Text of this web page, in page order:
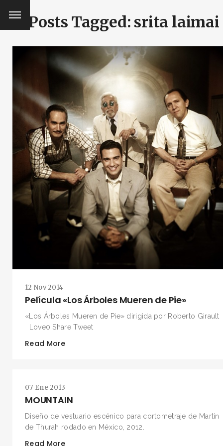
BUSCA Y HAZ CLICK
Posts Tagged: srita laimai
12 Nov 2014
Película «Los Árboles Mueren de Pie»
«Los Árboles Mueren de Pie» dirigida por Roberto Girault
Love0 Share Tweet
Read More
07 Ene 2013
MOUNTAIN
Diseño de vestuario escénico para cortometraje de Martin
de Thurah rodado en México, 2012.
Read More